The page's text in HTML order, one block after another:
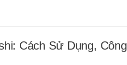
Cách Sử Dụng,